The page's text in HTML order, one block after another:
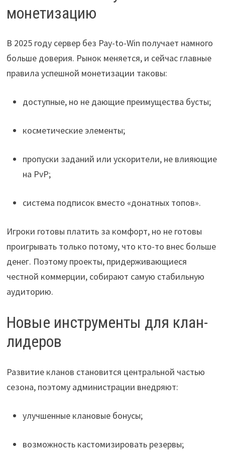
монетизацию
В 2025 году сервер без Pay-to-Win получает намного
больше доверия. Рынок меняется, и сейчас главные
правила успешной монетизации таковы:
доступные, но не дающие преимущества бусты;
косметические элементы;
пропуски заданий или ускорители, не влияющие
на PvP;
система подписок вместо «донатных топов».
Игроки готовы платить за комфорт, но не готовы
проигрывать только потому, что кто-то внес больше
денег. Поэтому проекты, придерживающиеся
честной коммерции, собирают самую стабильную
аудиторию.
Новые инструменты для клан-
лидеров
Развитие кланов становится центральной частью
сезона, поэтому администрации внедряют:
улучшенные клановые бонусы;
возможность кастомизировать резервы;